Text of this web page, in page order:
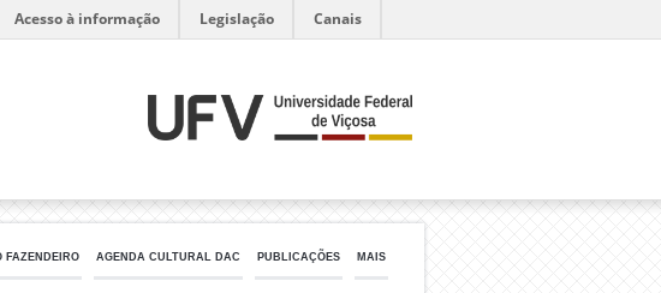
Acesso à informação Legislação Canais
FAZENDEIRO AGENDA CULTURAL DAC PUBLICAÇÕES MAIS